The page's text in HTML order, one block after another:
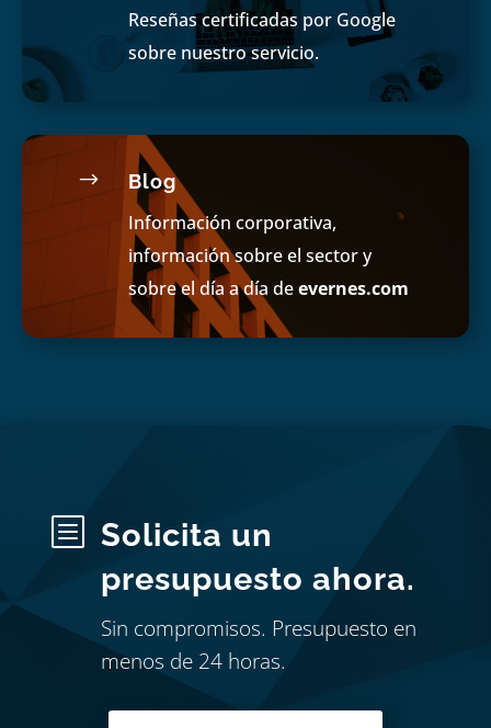
Reseñas certificadas por Google
sobre nuestro servicio.
$ Blog
Información corporativa,
información sobre el sector y
sobre el día a día deevernes.com
b
Solicita un
presupuesto ahora.
Sin compromisos. Presupuesto en
menos de 24 horas.